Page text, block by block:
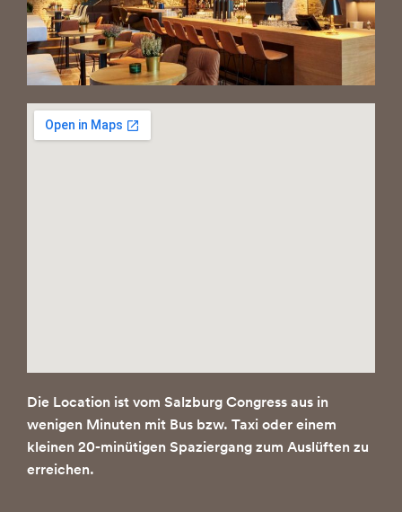
Die Location ist vom Salzburg Congress aus in
wenigen Minuten mit Bus bzw. Taxi oder einem
kleinen 20-minütigen Spaziergang zum Auslüften zu
erreichen.